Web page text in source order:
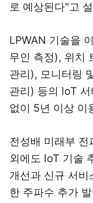
로 예상된다"고
LPWAN 기술을
무인 측정), 위치
관리), 모니터링
관리) 등의 IoT 서
없이 5년 이상 이
전성배 미래부 전
외에도 IoT 기술
개선과 신규 서비
한 주파수 추가